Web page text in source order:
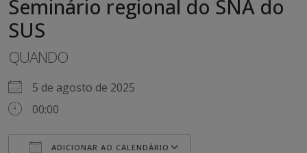
Seminário regional do SNA do
SUS
QUANDO
5 de agosto de 2025
00:00
ADICIONAR AO CALENDÁRIO